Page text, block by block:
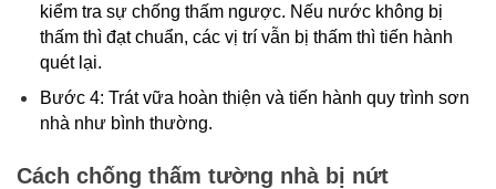
kiểm tra sự chống thấm ngược. Nếu nước không bị
thấm thì đạt chuẩn, các vị trí vẫn bị thấm thì tiến hành
quét lại.
Bước 4: Trát vữa hoàn thiện và tiến hành quy trình sơn
nhà như bình thường.
Cách chống thấm tường nhà bị nứt